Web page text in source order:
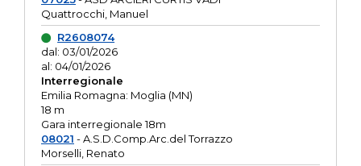
Quattrocchi, Manuel
R2608074
dal: 03/01/2026
al: 04/01/2026
Interregionale
Emilia Romagna: Moglia (MN)
18 m
Gara interregionale 18m
08021 - A.S.D.Comp.Arc.del Torrazzo
Morselli, Renato